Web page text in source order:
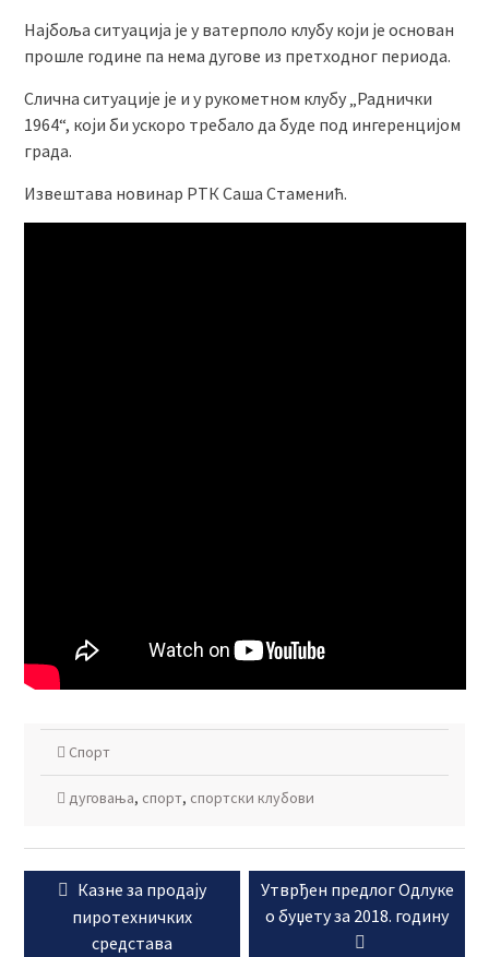
Најбоља ситуација је у ватерполо клубу који је основан
прошле године па нема дугове из претходног периода.
Слична ситуације је и у рукометном клубу „Раднички
1964“, који би ускоро требало да буде под ингеренцијом
града.
Извештава новинар РТК Саша Стаменић.
Спорт
дуговања, спорт, спортски клубови
Кретање
чланкаPrevious
post:
Казне за продају
пиротехничких
средстава
Next
post:
Утврђен предлог Одлуке
о буџету за 2018. годину